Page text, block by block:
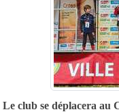
Le club se déplacera au